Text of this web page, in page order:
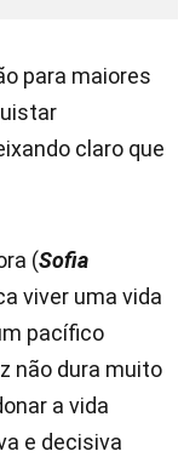
para maiores
claro que
(Sofia
viver uma vida
pacífico
não dura muito
a vida
e decisiva